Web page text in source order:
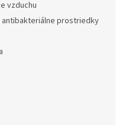
vzduchu
antibakteriálne prostriedky